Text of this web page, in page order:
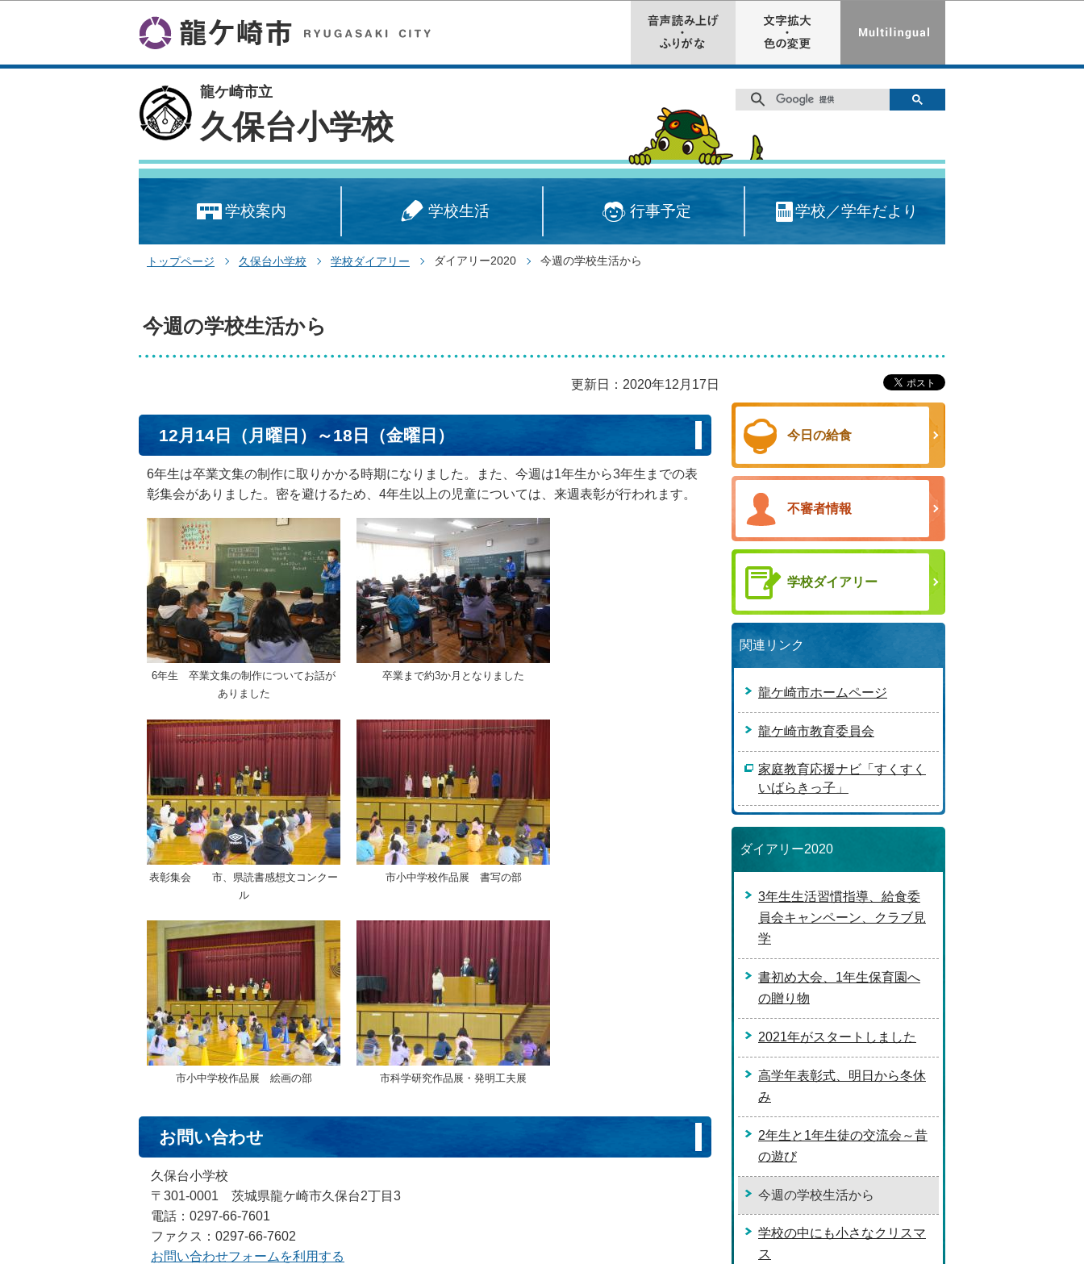
龍ケ崎市立
久保台小学校
学校案内 学校生活 行事予定 学校／学年だより
トップページ 久保台小学校 学校ダイアリー ダイアリー2020 今週の学校生活から
今週の学校生活から
更新日：2020年12月17日
12月14日（月曜日）～18日（金曜日）
6年生は卒業文集の制作に取りかかる時期になりました。また、今週は1年生から3年生までの表
彰集会がありました。密を避けるため、4年生以上の児童については、来週表彰が行われます。
6年生 卒業文集の制作についてお話が
ありました
卒業まで約3か月となりました
表彰集会 市、県読書感想文コンクー
ル
市小中学校作品展 書写の部
市小中学校作品展 絵画の部 市科学研究作品展・発明工夫展
お問い合わせ
久保台小学校
〒301-0001 茨城県龍ケ崎市久保台2丁目3
電話：0297-66-7601
ファクス：0297-66-7602
お問い合わせフォームを利用する
今日の給食
不審者情報
学校ダイアリー
関連リンク
龍ケ崎市ホームページ
龍ケ崎市教育委員会
家庭教育応援ナビ「すくすく
いばらきっ子」
ダイアリー2020
3年生生活習慣指導、給食委
員会キャンペーン、クラブ見
学
書初め大会、1年生保育園へ
の贈り物
2021年がスタートしました
高学年表彰式、明日から冬休
み
2年生と1年生徒の交流会～昔
の遊び
今週の学校生活から
学校の中にも小さなクリスマ
ス